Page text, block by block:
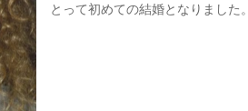
とって初めての結婚となりました。